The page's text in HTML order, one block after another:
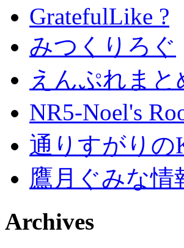
GratefulLike ?
みつくりろぐ
えんぷれまと
NR5-Noel's
通りすがりの
鷹月ぐみな情
Archives